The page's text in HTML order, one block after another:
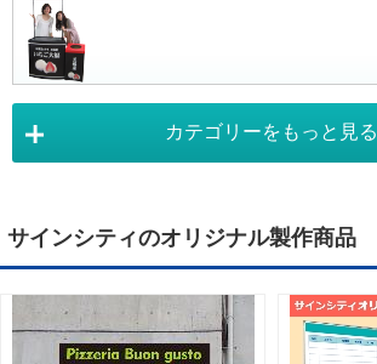
カテゴリーをもっと見る
サインシティのオリジナル製作商品